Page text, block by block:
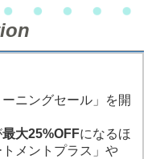
ニングセール」を開
最大25%OFFになるほ
メントプラス」や